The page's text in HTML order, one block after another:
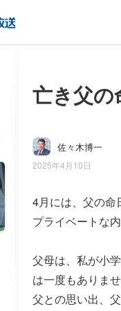
亡き父
佐々木博一
2025年4月10日
4月には、父の命
プライベートな
父母は、私が小
は一度もありま
父との思い出、